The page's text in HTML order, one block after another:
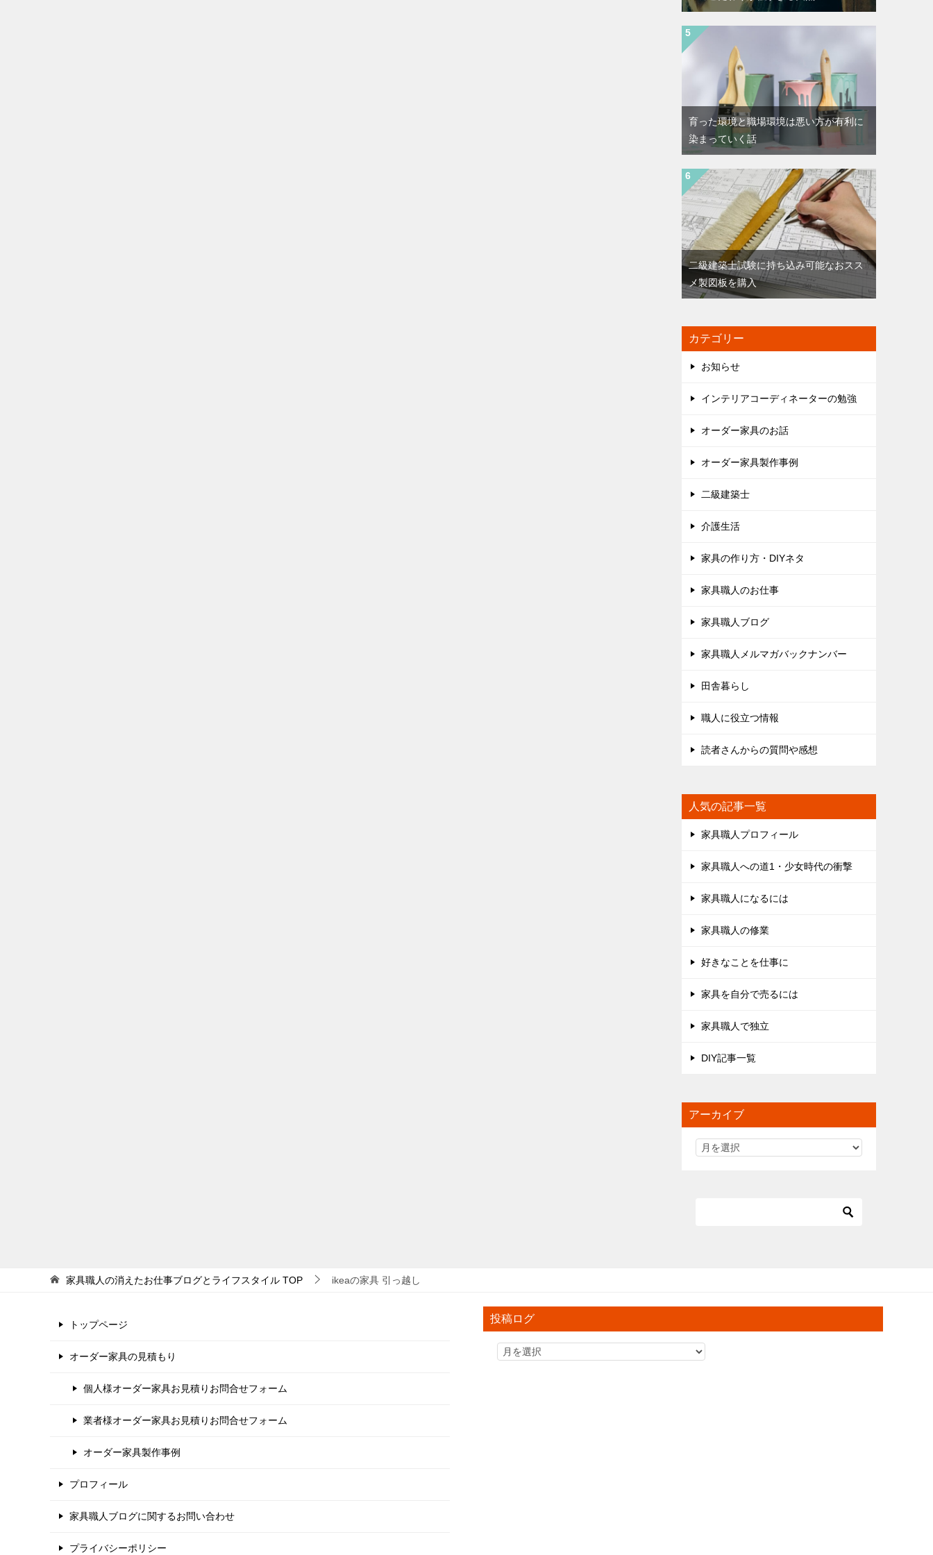
育った環境と職場環境は悪い方が有利に
染まっていく話
二級建築士試験に持ち込み可能なおスス
メ製図板を購入
カテゴリー
お知らせ
インテリアコーディネーターの勉強
オーダー家具のお話
オーダー家具製作事例
二級建築士
介護生活
家具の作り方・DIYネタ
家具職人のお仕事
家具職人ブログ
家具職人メルマガバックナンバー
田舎暮らし
職人に役立つ情報
読者さんからの質問や感想
人気の記事一覧
家具職人プロフィール
家具職人への道1・少女時代の衝撃
家具職人になるには
家具職人の修業
好きなことを仕事に
家具を自分で売るには
家具職人で独立
DIY記事一覧
アーカイブ
家具職人の消えたお仕事ブログとライフスタイル TOP ikeaの家具 引っ越し
トップページ
オーダー家具の見積もり
個人様オーダー家具お見積りお問合せフォーム
業者様オーダー家具お見積りお問合せフォーム
オーダー家具製作事例
プロフィール
家具職人ブログに関するお問い合わせ
プライバシーポリシー
投稿ログ